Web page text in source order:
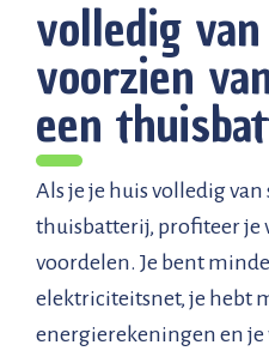
volledig
voorzien
een
Als je je huis volledig
thuisbatterij, profiteer je
voordelen. Je bent
elektriciteitsnet, je hebt
energierekeningen en je